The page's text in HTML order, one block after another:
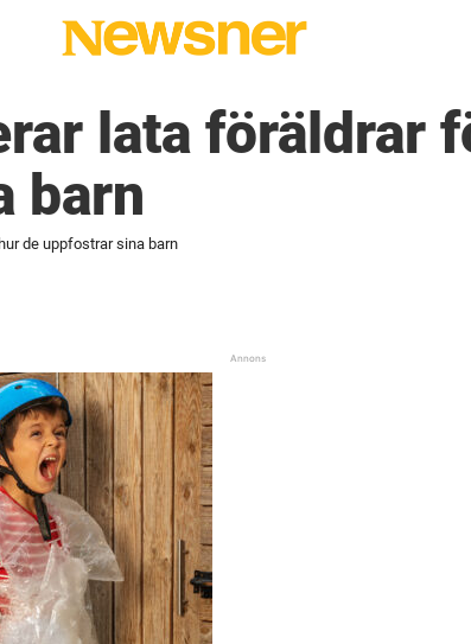
lata föräldrar
barn
de uppfostrar sina barn